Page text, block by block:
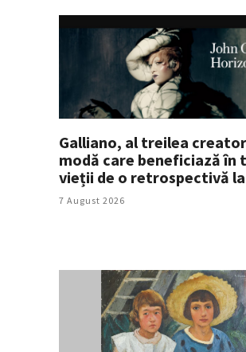
Galliano, al treilea
modă care beneficiază în
vieții de o retrospectivă
7 August 2026